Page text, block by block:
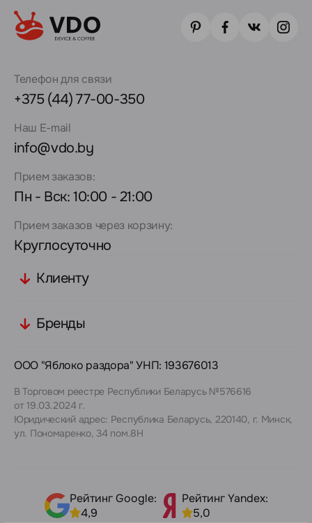
Телефон для связи
+375 (44) 77-00-350
Наш E-mail
info@vdo.by
Прием заказов:
Пн - Вск: 10:00 - 21:00
Прием заказов через корзину:
Круглосуточно
Клиенту
Бренды
ООО "Яблоко раздора" УНП: 193676013
В Торговом реестре Республики Беларусь №576616
от 19.03.2024 г.
Юридический адрес: Республика Беларусь, 220140, г. Минск,
ул. Пономаренко, 34 пом.8Н
Рейтинг Google:
4,9
Рейтинг Yandex:
5,0